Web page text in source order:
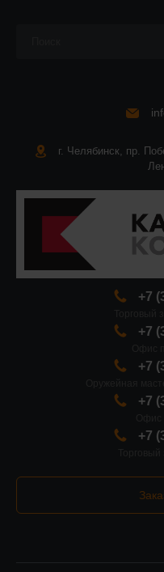
г. Челябинск, пр.
+7
+7
+7
+7
+7